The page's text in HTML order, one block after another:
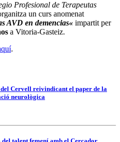
Profesional de Terapeutas
un curs anomenat
AVD en demencias« impartit per
a Vitoria-Gasteiz.
.
Cervell reivindicant el paper de la
neurològica